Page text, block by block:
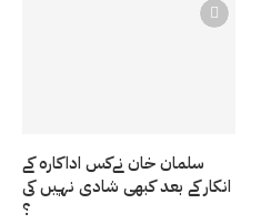
سلمان خان نےکس اداکارہ کے
انکار کے بعد کبھی شادی نہیں کی
؟